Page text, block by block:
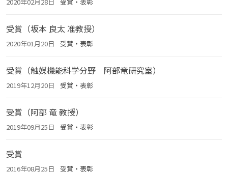
受賞（坂本 良太 准教授）
2020年01月20日 受賞・表彰
受賞（触媒機能科学分野 阿部竜研究室）
2019年12月20日 受賞・表彰
受賞（阿部 竜 教授）
2019年09月25日 受賞・表彰
受賞
2016年08月25日 受賞・表彰